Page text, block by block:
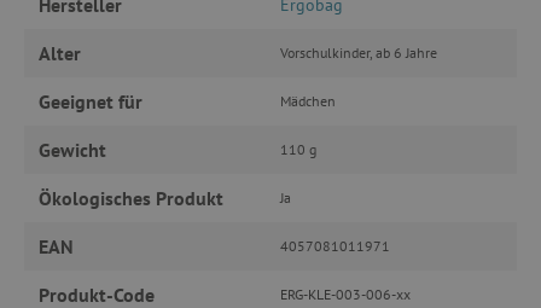
Alter Vorschulkinder, ab 6 Jahre
Geeignet für Mädchen
Gewicht 110 g
Ökologisches Produkt Ja
EAN 4057081011971
Produkt-Code ERG-KLE-003-006-xx
Benutzeranmeldung und die Kontoverwaltung.
kann die Website nicht ordnungsgemäß
Name